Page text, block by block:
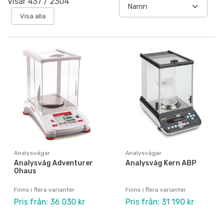
Visa alla
Analysvågar
Analysvåg Adventurer
Ohaus
Finns i flera varianter
Pris från: 36 030 kr
Analysvågar
Analysvåg Kern ABP
Finns i flera varianter
Pris från: 31 190 kr